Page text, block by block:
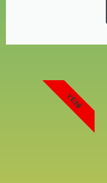
YENI